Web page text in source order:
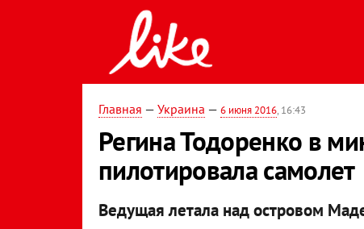
Главная — Украина — 6 июня 2016, 16:43
Регина Тодоренко в
пилотировала самолет
Ведущая летала над островом